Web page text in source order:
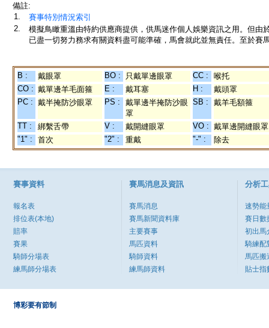
備註:
1.
賽事特別情況索引
2.
模擬鳥瞰重溫由特約供應商提供，供馬迷作個人娛樂資訊之用。但
已盡一切努力務求有關資料盡可能準確，馬會就此並無責任。至於賽
B : 戴眼罩 BO : 只戴單邊眼罩 CC :
喉托
CO : 戴單邊羊毛面箍 E : 戴耳塞 H :
戴頭罩
PC : 戴半掩防沙眼罩 PS :
戴單邊半掩防沙眼
罩
SB : 戴羊毛額箍
TT : 綁繫舌帶 V : 戴開縫眼罩 VO : 戴單邊開縫眼罩
"1" :
首次 "2" : 重戴 "-" : 除去
賽事資料
報名表
排位表(本地)
賠率
賽果
騎師分場表
練馬師分場表
賽馬消息及資訊
賽馬消息
賽馬新聞資料庫
主要賽事
馬匹資料
騎師資料
練馬師資料
分析
速勢能
賽日數
初出馬
騎練配
馬匹搬
貼士指
博彩要有節制